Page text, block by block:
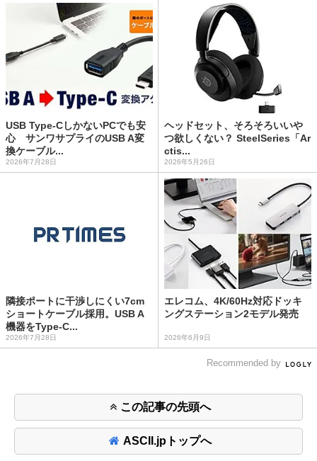
USB Type-CしかないPCでも安
心 サンワサプライのUSB A変
換ケーブル...
2026年7月28日
ヘッドセット、そろそろいいや
つ欲しくない？ SteelSeries「Ar
ctis...
2026年5月26日
隣接ポートに干渉しにくい7cm
ショートケーブル採用。USB A
機器をType-C...
2026年7月28日
エレコム、4K/60Hz対応ドッキ
ングステーション2モデル発売
2026年6月9日
Recommended by
この記事の先頭へ
ASCII.jpトップへ